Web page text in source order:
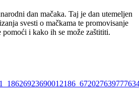
dan mačaka. Taj je dan utemeljen
svesti o mačkama te promovisanje
pomoći i kako ih se može zaštititi.